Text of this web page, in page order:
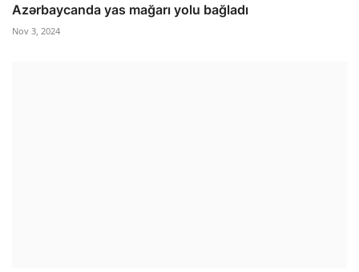
Azərbaycanda yas mağarı yolu bağladı
Nov 3, 2024